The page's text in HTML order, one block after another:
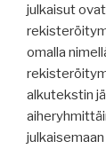
julkaisut
omalla
alkutekstin